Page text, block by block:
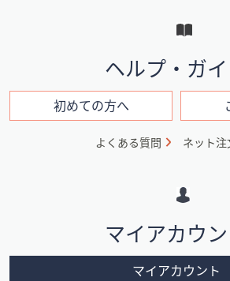
ン
ン
ヘルプ・ガ
初めての方へ
よくある質問 ネット
マイアカウ
マイアカウント